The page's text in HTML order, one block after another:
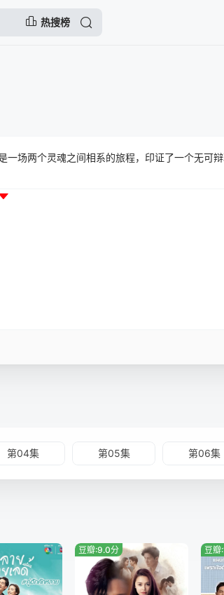
热搜榜
场两个灵魂之间相系的旅程，印证了一个无可
第04集 第05集 第06集
豆瓣:9.0分 豆瓣